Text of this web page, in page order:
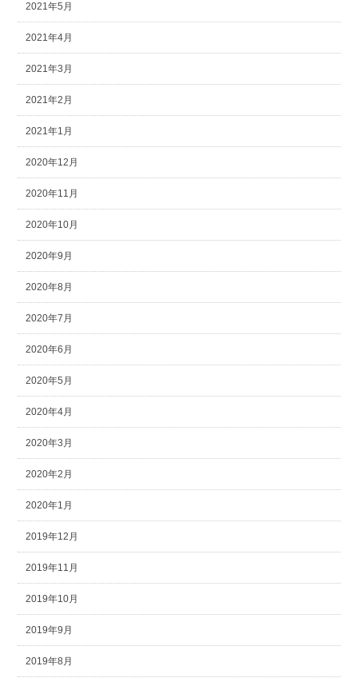
2021年5月
2021年4月
2021年3月
2021年2月
2021年1月
2020年12月
2020年11月
2020年10月
2020年9月
2020年8月
2020年7月
2020年6月
2020年5月
2020年4月
2020年3月
2020年2月
2020年1月
2019年12月
2019年11月
2019年10月
2019年9月
2019年8月